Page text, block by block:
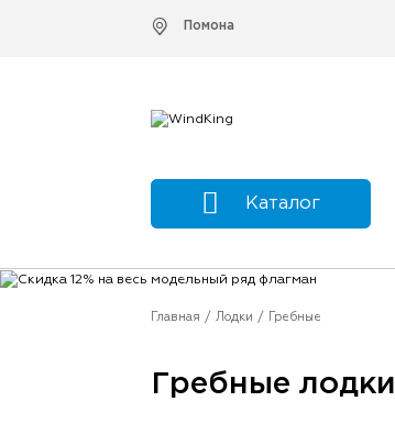
Помона
Каталог
Главная Лодки Гребные
Гребные лодки